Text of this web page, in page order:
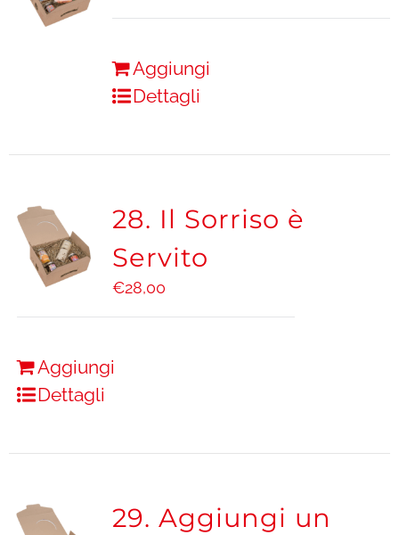
Aggiungi
Dettagli
28. Il Sorriso è
Servito
€28,00
Aggiungi
Dettagli
29. Aggiungi un